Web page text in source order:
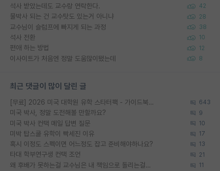
석사 받았는데도 교수랑 연락한다. 42
물박사 되는 건 교수탓도 있는거 아니냐 28
교수님이 슬럼프에 빠지게 되는 과정 38
석사 전환 10
편애 하는 방법 12
이사이트가 처음엔 정말 도움많이됐는데 8
최근 댓글이 많이 달린 글
[무료] 2026 미국 대학원 유학 스타터팩 - 가이드북 & 합격자 컨택메일 템플릿 643
미국 박사, 정말 도전해볼 만할까요? 9
미국 박사 컨택 메일 답변 질문 10
미박 탑스쿨 유학이 빡세진 이유 17
혹시 이정도 스펙이면 어느정도 잡고 준비해야하나요? 13
타대 학부연구생 컨택 조언 21
왜 후배가 못하는걸 교수님은 내 책임으로 돌리는걸까요? 11